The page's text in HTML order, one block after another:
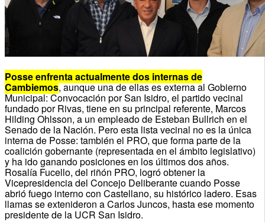
Posse enfrenta actualmente dos internas de
Cambiemos, aunque una de ellas es externa al Gobierno
Municipal: Convocación por San Isidro, el partido vecinal
fundado por Rivas, tiene en su principal referente, Marcos
Hilding Ohlsson, a un empleado de Esteban Bullrich en el
Senado de la Nación. Pero esta lista vecinal no es la única
interna de Posse: también el PRO, que forma parte de la
coalición gobernante (representada en el ámbito legislativo)
y ha ido ganando posiciones en los últimos dos años.
Rosalía Fucello, del riñón PRO, logró obtener la
Vicepresidencia del Concejo Deliberante cuando Posse
abrió fuego interno con Castellano, su histórico ladero. Esas
llamas se extenideron a Carlos Juncos, hasta ese momento
presidente de la UCR San Isidro.